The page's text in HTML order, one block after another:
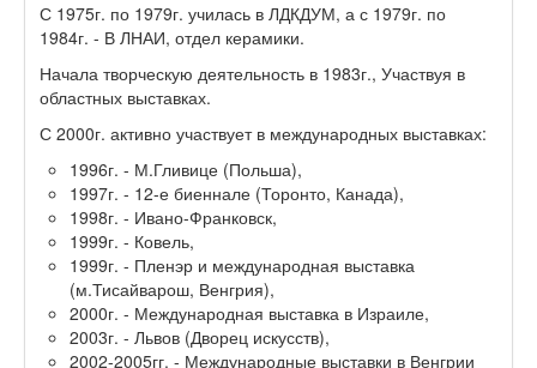
С 1975г. по 1979г. училась в ЛДКДУМ, а с 1979г. по
1984г. - В ЛНАИ, отдел керамики.
Начала творческую деятельность в 1983г., Участвуя в
областных выставках.
С 2000г. активно участвует в международных выставках:
1996г. - М.Гливице (Польша),
1997г. - 12-е биеннале (Торонто, Канада),
1998г. - Ивано-Франковск,
1999г. - Ковель,
1999г. - Пленэр и международная выставка
(м.Тисайварош, Венгрия),
2000г. - Международная выставка в Израиле,
2003г. - Львов (Дворец искусств),
2002-2005гг. - Международные выставки в Венгрии